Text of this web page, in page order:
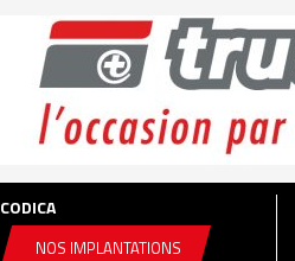
CODICA
NOS IMPLANTATIONS